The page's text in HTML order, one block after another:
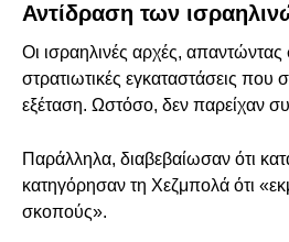
Αντίδραση των
Οι ισραηλινές αρχές,
στρατιωτικές εγκαταστάσεις που
εξέταση. Ωστόσο, δεν παρείχαν
Παράλληλα, διαβεβαίωσαν ότι
κατηγόρησαν τη Χεζμπολά ότι
σκοπούς».